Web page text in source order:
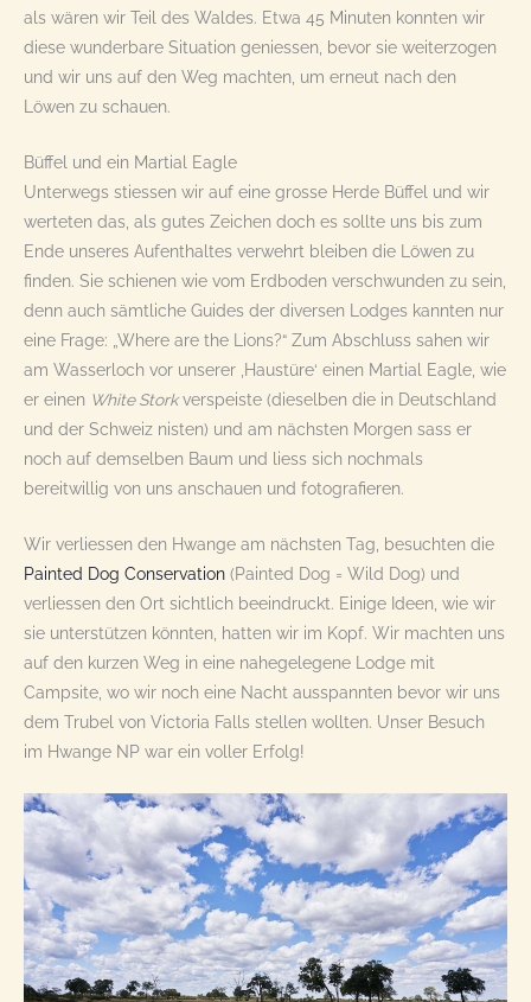
als wären wir Teil des Waldes. Etwa 45 Minuten konnten wir
diese wunderbare Situation geniessen, bevor sie weiterzogen
und wir uns auf den Weg machten, um erneut nach den
Löwen zu schauen.
Büffel und ein Martial Eagle
Unterwegs stiessen wir auf eine grosse Herde Büffel und wir
werteten das, als gutes Zeichen doch es sollte uns bis zum
Ende unseres Aufenthaltes verwehrt bleiben die Löwen zu
finden. Sie schienen wie vom Erdboden verschwunden zu sein,
denn auch sämtliche Guides der diversen Lodges kannten nur
eine Frage: „Where are the Lions?“ Zum Abschluss sahen wir
am Wasserloch vor unserer ‚Haustüre‘ einen Martial Eagle, wie
er einen White Storkverspeiste (dieselben die in Deutschland
und der Schweiz nisten) und am nächsten Morgen sass er
noch auf demselben Baum und liess sich nochmals
bereitwillig von uns anschauen und fotografieren.
Wir verliessen den Hwange am nächsten Tag, besuchten die
Painted Dog Conservation (Painted Dog = Wild Dog) und
verliessen den Ort sichtlich beeindruckt. Einige Ideen, wie wir
sie unterstützen könnten, hatten wir im Kopf. Wir machten uns
auf den kurzen Weg in eine nahegelegene Lodge mit
Campsite, wo wir noch eine Nacht ausspannten bevor wir uns
dem Trubel von Victoria Falls stellen wollten. Unser Besuch
im Hwange NP war ein voller Erfolg!